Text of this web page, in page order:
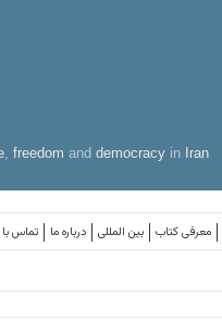
freedom and democracy in Iran
تماس با درباره ما بین المللی معرفی کتاب